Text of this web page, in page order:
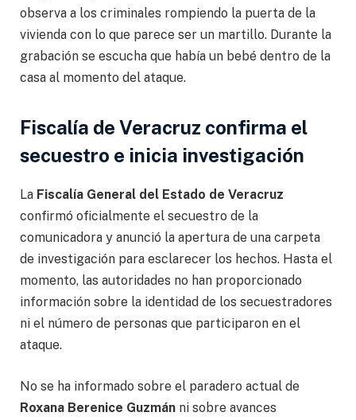
observa a los criminales rompiendo la puerta de la
vivienda con lo que parece ser un martillo. Durante la
grabación se escucha que había un bebé dentro de la
casa al momento del ataque.
Fiscalía de Veracruz confirma el
secuestro e inicia investigación
La Fiscalía General del Estado de Veracruz
confirmó oficialmente el secuestro de la
comunicadora y anunció la apertura de una carpeta
de investigación para esclarecer los hechos. Hasta el
momento, las autoridades no han proporcionado
información sobre la identidad de los secuestradores
ni el número de personas que participaron en el
ataque.
No se ha informado sobre el paradero actual de
Roxana Berenice Guzmán ni sobre avances